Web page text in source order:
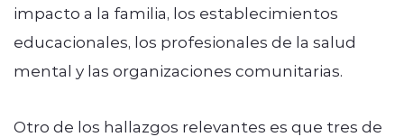
impacto a la familia, los establecimientos
educacionales, los profesionales de la salud
mental y las organizaciones comunitarias.
Otro de los hallazgos relevantes es que tres de